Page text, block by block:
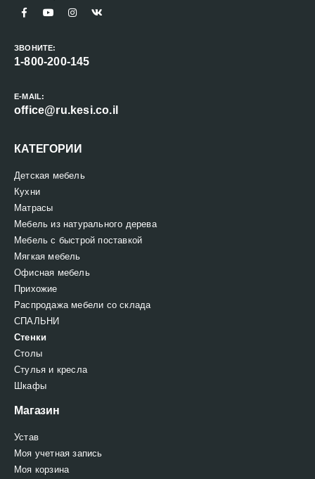
ЗВОНИТЕ:
1-800-200-145
E-MAIL:
office@ru.kesi.co.il
КАТЕГОРИИ
Детская мебель
Кухни
Матрасы
Мебель из натурального дерева
Мебель с быстрой поставкой
Мягкая мебель
Офисная мебель
Прихожие
Распродажа мебели со склада
СПАЛЬНИ
Стенки
Столы
Стулья и кресла
Шкафы
Магазин
Устав
Моя учетная запись
Моя корзина